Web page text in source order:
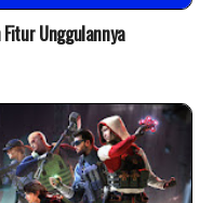
Unggulannya